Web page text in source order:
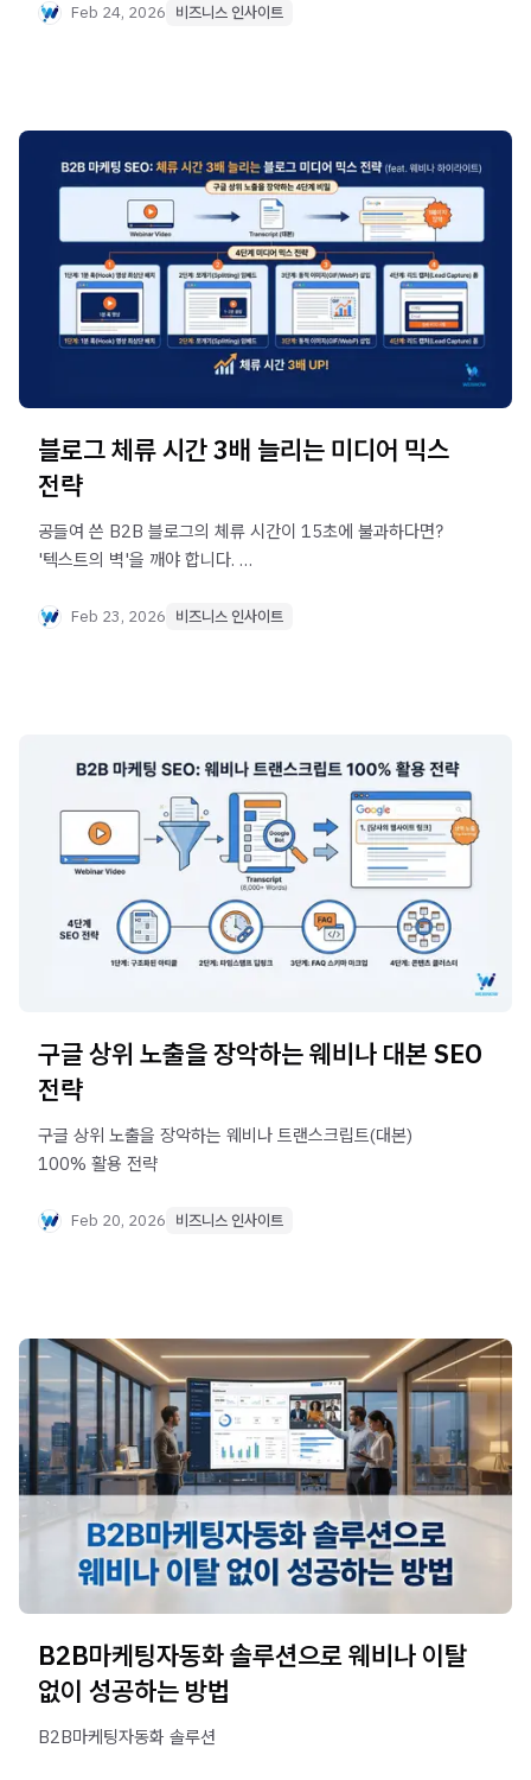
(Hot Lead)를
공개합니다.
Feb 24, 2026 비즈니스 인사이트
블로그 체류 시간 3배 늘리는 미디어 믹스
전략
공들여 쓴 B2B 블로그의 체류 시간이 15초에 불과하다면?
'텍스트의 벽'을 깨야 합니다.
구글 SEO 상위 노출을 장악하는 4단계 미디어 믹스 비법을
Feb 23, 2026 비즈니스 인사이트
구글 상위 노출을 장악하는 웨비나 대본 SEO
전략
구글 상위 노출을 장악하는 웨비나 트랜스크립트(대본)
100% 활용 전략
Feb 20, 2026 비즈니스 인사이트
B2B마케팅자동화 솔루션으로 웨비나 이탈
없이 성공하는 방법
B2B마케팅자동화 솔루션